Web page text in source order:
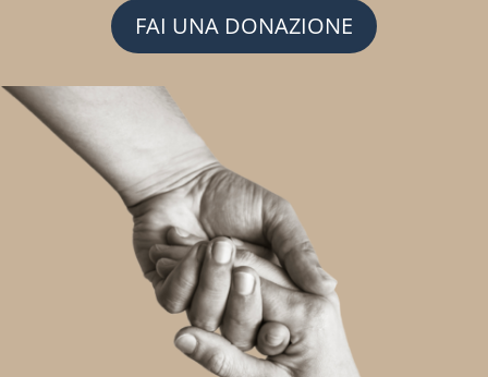
FAI UNA DONAZIONE